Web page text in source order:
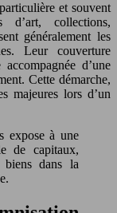
et souvent
collections,
généralement les
Leur couverture
d’une
Cette démarche,
majeures lors d’un
expose à une
de capitaux,
biens dans la